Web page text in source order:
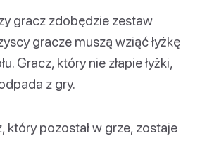
gracz zdobędzie zestaw
gracze muszą wziąć łyżkę
Gracz, który nie złapie łyżki,
z gry.
który pozostał w grze, zostaje